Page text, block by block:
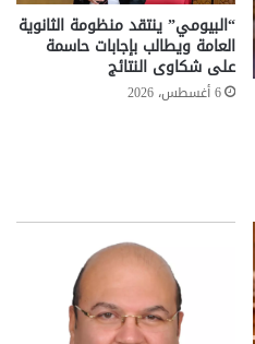
“البيومي” ينتقد منظومة الثانوية
العامة ويطالب بإجابات حاسمة
على شكاوى النتائج
6 أغسطس، 2026